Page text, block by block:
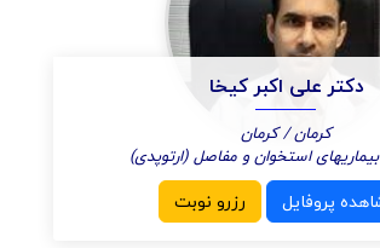
دکتر علی اکبر کیخا
کرمان / کرمان
استخوان و مفاصل (ارتوپدی)
پروفایل رزرو نوبت